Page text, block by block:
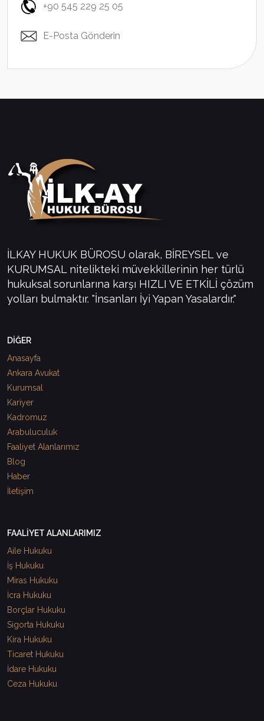
+90 545 229 25 05
E-Posta Gönderin
İLKAY HUKUK BÜROSU olarak, BİREYSEL ve
KURUMSAL nitelikteki müvekkillerinin her türlü
hukuksal sorunlarına karşı HIZLI VE ETKİLİ çözüm
yolları bulmaktır. "İnsanları İyi Yapan Yasalardır."
DİĞER
Anasayfa
Ankara Avukat
Kurumsal
Kariyer
Kadromuz
Arabuluculuk
Faaliyet Alanlarımız
Blog
Haber
İletişim
FAALİYET ALANLARIMIZ
Aile Hukuku
İş Hukuku
Miras Hukuku
İcra Hukuku
Borçlar Hukuku
Sigorta Hukuku
Kira Hukuku
Ticaret Hukuku
İdare Hukuku
Ceza Hukuku